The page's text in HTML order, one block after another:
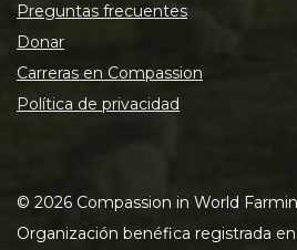
Preguntas frecuentes
Donar
Carreras en Compassion
Política de privacidad
© 2026 Compassion in World
Organización benéfica registrada